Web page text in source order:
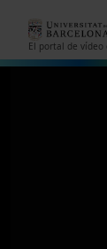
El portal de